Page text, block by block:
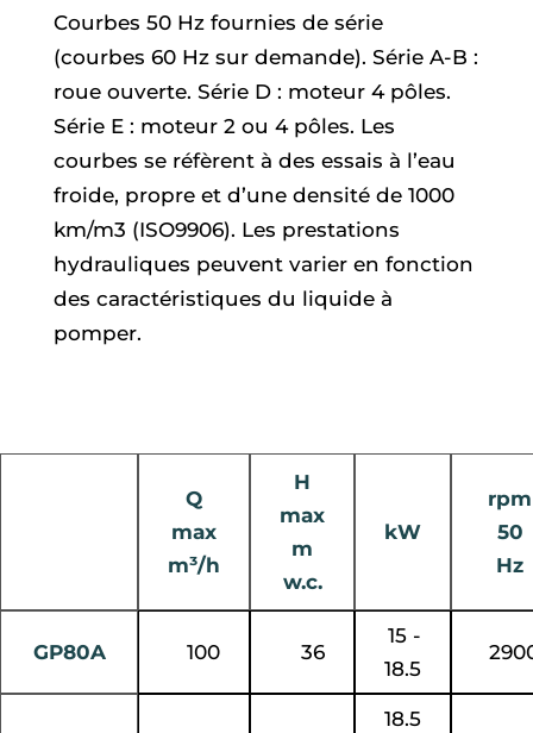
Courbes 50 Hz fournies de série
(courbes 60 Hz sur demande). Série A-B :
roue ouverte. Série D : moteur 4 pôles.
Série E : moteur 2 ou 4 pôles. Les
courbes se réfèrent à des essais à l’eau
froide, propre et d’une densité de 1000
km/m3 (ISO9906). Les prestations
hydrauliques peuvent varier en fonction
des caractéristiques du liquide à
pomper.
Q
max
m³/h
H
max
m
w.c.
kW
rpm
50
Hz
GP80A 100 36
15 -
18.5
18.5